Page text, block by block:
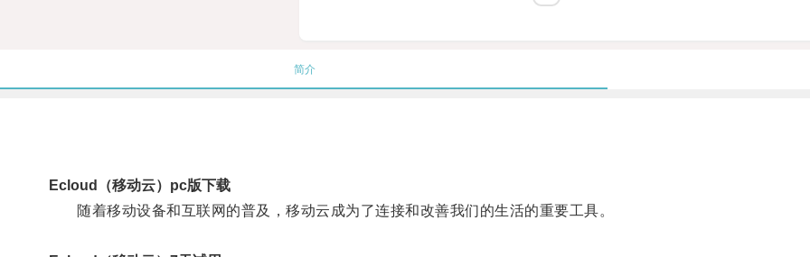
简介
Ecloud（移动云）pc版下载
随着移动设备和互联网的普及，移动云成为了连接和改善我们的生活的重要工具。